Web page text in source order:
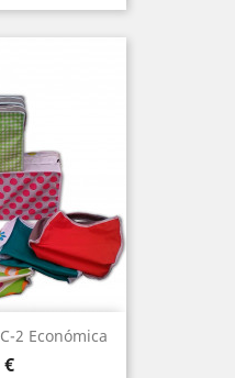
2 Económica